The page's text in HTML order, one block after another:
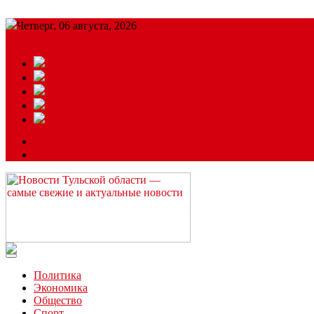
Четверг, 06 августа, 2026
Читайте последние новости дня в Тульской области на сайте
Политика
Экономика
Общество